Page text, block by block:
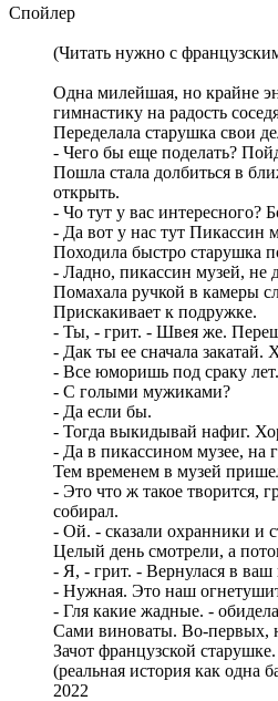
Спойлер
(Читать нужно с
Одна милейшая, но крайне
гимнастику на радость
Переделала старушка свои
- Чего бы еще поделать?
Пошла стала долбиться в
открыть.
- Чо тут у вас интересного?
- Да вот у нас тут Пикассин
Походила быстро старушка
- Ладно, пикассин музей, не
Помахала ручкой в камеры
Прискакивает к подружке.
- Ты, - грит. - Швея же.
- Дак ты ее сначала закатай.
- Все юморишь под сраку
- С голыми мужиками?
- Да если бы.
- Тогда выкидывай нафиг.
- Да в пикассином музее, на
Тем временем в музей
- Это что ж такое творится,
собирал.
- Ой. - сказали охранники и
Целый день смотрели, а
- Я, - грит. - Вернулася в
- Нужная. Это наш
- Гля какие жадные. -
Сами виноваты. Во-первых,
Зачот французской старушке.
(реальная история как
2022